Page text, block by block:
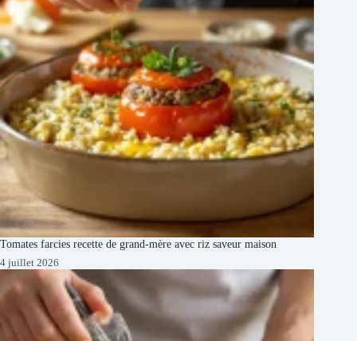
Tomates farcies recette de grand-mère avec riz saveur maison
4 juillet 2026